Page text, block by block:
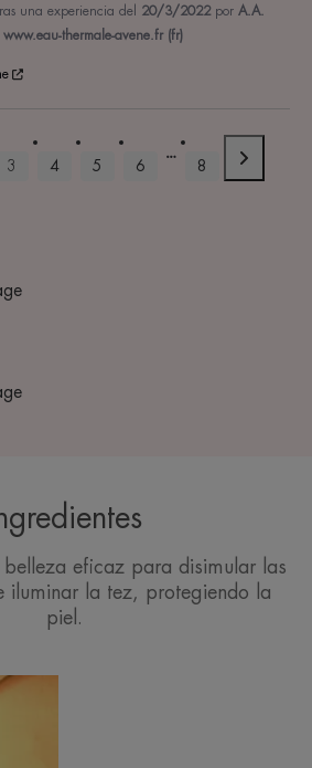
una experiencia del 20/3/2022 por A.A.
www.eau-thermale-avene.fr (fr)
3 4 5 6 8
belleza eficaz para disimular las
iluminar la tez, protegiendo la
piel.